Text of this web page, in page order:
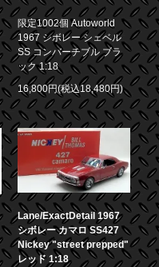
限定1002個 Autoworld
1967 シボレー シェベル
SS コンバーチブル ブラ
ック 1:18
16,800円(税込18,480円)
Lane/ExactDetail 1967
シボレー カマロ SS427
Nickey "street prepped"
レッド 1:18